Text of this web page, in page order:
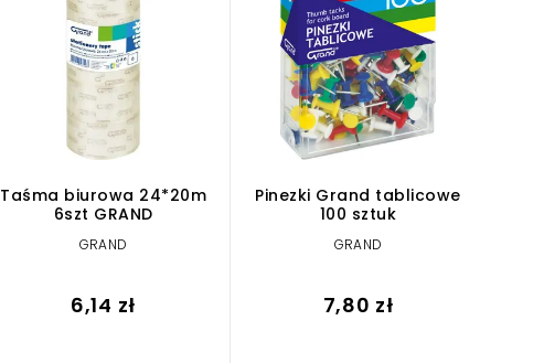
Taśma biurowa 24*20m
6szt GRAND
GRAND
6,14 zł
Pinezki Grand tablicowe
100 sztuk
GRAND
7,80 zł